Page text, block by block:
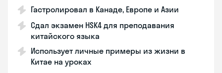
Гастролировал в Канаде, Европе и Азии
Сдал экзамен HSK4 для преподавания
китайского языка
Использует личные примеры из жизни в
Китае на уроках